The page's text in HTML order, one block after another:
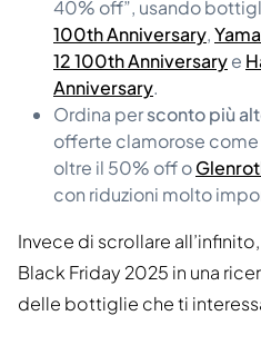
40% off”, usando
100th Anniversary,
12 100th Anniversarye
Anniversary.
Ordina persconto più
offerte clamorose come
oltre il 50% off o
con riduzioni molto
Invece di scrollare
Black Friday 2025 in una
delle bottiglie che ti